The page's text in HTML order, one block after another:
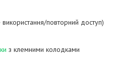
повторний доступ)
з клемними колодками